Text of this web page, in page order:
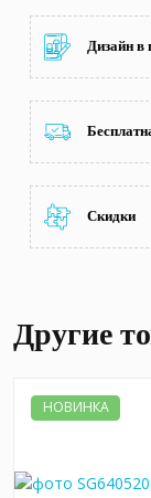
Дизайн в
Скидки
Другие
НОВИНКА